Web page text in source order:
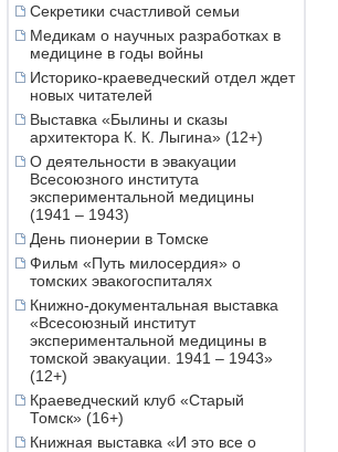
Секретики счастливой семьи
Медикам о научных разработках в
медицине в годы войны
Историко-краеведческий отдел ждет
новых читателей
Выставка «Былины и сказы
архитектора К. К. Лыгина» (12+)
О деятельности в эвакуации
Всесоюзного института
экспериментальной медицины
(1941 – 1943)
День пионерии в Томске
Фильм «Путь милосердия» о
томских эвакогоспиталях
Книжно-документальная выставка
«Всесоюзный институт
экспериментальной медицины в
томской эвакуации. 1941 – 1943»
(12+)
Краеведческий клуб «Старый
Томск» (16+)
Книжная выставка «И это все о